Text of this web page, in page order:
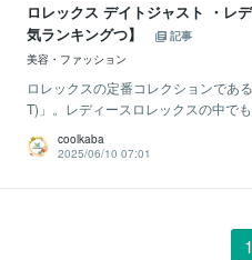
ロレックス デイトジャスト ・レ
気ランキングつ】
記事
美容・ファッション
ロレックスの定番コレクションであ
T)」。レディースロレックスの中で
coolkaba
2025/06/10 07:01
1